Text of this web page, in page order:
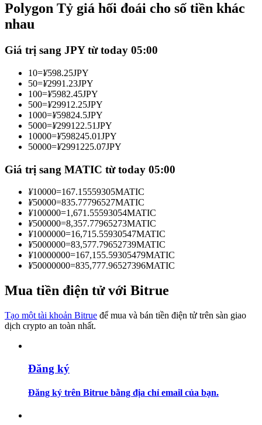
Sao chép Giao dịch
Tham gia cùng các nhà giao dịch hàng đầu
Trở thành Nhà giao dịch Sao chép
Tận hưởng chia sẻ lợi nhuận và hoa hồng giao dịch sao chép
Thông tin
Phân tích dữ liệu lớn bao gồm thông tin giao dịch, v.v.
Polygon Tỷ giá hối đoái cho số tiền khác
nhau
Giá trị sang JPY từ today 05:00
10=¥598.25JPY
50=¥2991.23JPY
100=¥5982.45JPY
500=¥29912.25JPY
1000=¥59824.5JPY
5000=¥299122.51JPY
10000=¥598245.01JPY
50000=¥2991225.07JPY
Giá trị sang MATIC từ today 05:00
¥10000=167.15559305MATIC
¥50000=835.77796527MATIC
¥100000=1,671.55593054MATIC
¥500000=8,357.77965273MATIC
¥1000000=16,715.55930547MATIC
¥5000000=83,577.79652739MATIC
¥10000000=167,155.59305479MATIC
¥50000000=835,777.96527396MATIC
Mua tiền điện tử với Bitrue
Tạo một tài khoản Bitrue để mua và bán tiền điện tử trên sàn giao
dịch crypto an toàn nhất.
Đăng ký
Đăng ký trên Bitrue bằng địa chỉ email của bạn.